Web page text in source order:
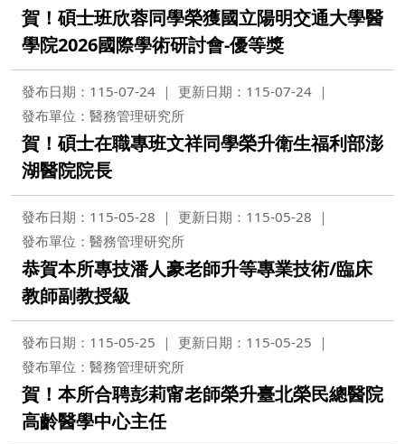
賀！碩士班欣蓉同學榮獲國立陽明交通大學醫
學院2026國際學術研討會-優等獎
發布日期：115-07-24
更新日期：115-07-24
發布單位：醫務管理研究所
賀！碩士在職專班文祥同學榮升衛生福利部澎
湖醫院院長
發布日期：115-05-28
更新日期：115-05-28
發布單位：醫務管理研究所
恭賀本所專技潘人豪老師升等專業技術/臨床
教師副教授級
發布日期：115-05-25
更新日期：115-05-25
發布單位：醫務管理研究所
賀！本所合聘彭莉甯老師榮升臺北榮民總醫院
高齡醫學中心主任